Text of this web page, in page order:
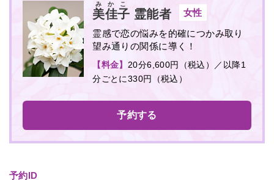
美佳子
みかこ
霊能者 女性
霊感で恋の悩みを的確につかみ取り
望み通りの関係に導く！
【料金】 20分6,600円（税込）／以降1
分ごとに330円（税込）
予約する
予約ID